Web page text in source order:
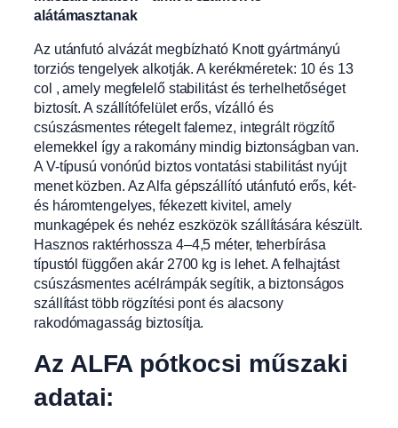
alátámasztanak
Az utánfutó alvázát megbízható Knott gyártmányú
torziós tengelyek alkotják. A kerékméretek: 10 és 13
col , amely megfelelő stabilitást és terhelhetőséget
biztosít. A szállítófelület erős, vízálló és
csúszásmentes rétegelt falemez, integrált rögzítő
elemekkel így a rakomány mindig biztonságban van.
A V-típusú vonórúd biztos vontatási stabilitást nyújt
menet közben. Az Alfa gépszállító utánfutó erős, két-
és háromtengelyes, fékezett kivitel, amely
munkagépek és nehéz eszközök szállítására készült.
Hasznos raktérhossza 4–4,5 méter, teherbírása
típustól függően akár 2700 kg is lehet. A felhajtást
csúszásmentes acélrámpák segítik, a biztonságos
szállítást több rögzítési pont és alacsony
rakodómagasság biztosítja.
Az ALFA pótkocsi műszaki
adatai: